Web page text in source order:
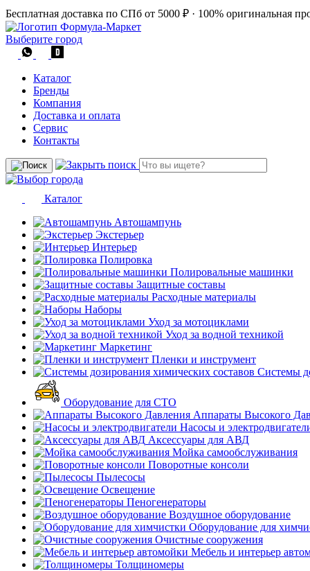
Бесплатная доставка по СПб от 5000 ₽ · 100% оригинальная
Выберите город
Каталог
Бренды
Компания
Доставка и оплата
Сервис
Контакты
Каталог
Автошампунь
Экстерьер
Интерьер
Полировка
Полировальные машинки
Защитные составы
Расходные материалы
Наборы
Уход за мотоциклами
Уход за водной техникой
Маркетинг
Пленки и инструмент
Системы
Оборудование для СТО
Аппараты Высокого
Насосы и
Аксессуары для АВД
Мойка самообслуживания
Поворотные консоли
Пылесосы
Освещение
Пеногенераторы
Воздушное оборудование
Оборудование для
Очистные сооружения
Мебель и интерьер
Толщиномеры